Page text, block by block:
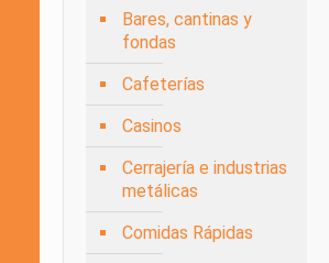
Bares, cantinas y
fondas
Cafeterías
Casinos
Cerrajería e industrias
metálicas
Comidas Rápidas